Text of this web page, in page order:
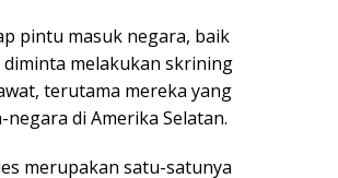
pintu masuk negara, baik
melakukan skrining
terutama mereka yang
di Amerika Selatan.
merupakan satu-satunya